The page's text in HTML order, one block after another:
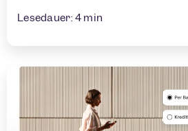
Lesedauer: 4 min